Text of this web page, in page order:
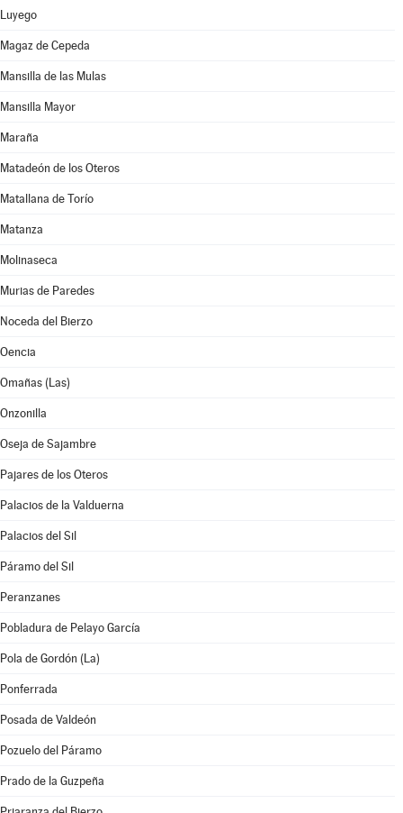
Luyego
Magaz de Cepeda
Mansilla de las Mulas
Mansilla Mayor
Maraña
Matadeón de los Oteros
Matallana de Torío
Matanza
Molinaseca
Murias de Paredes
Noceda del Bierzo
Oencia
Omañas (Las)
Onzonilla
Oseja de Sajambre
Pajares de los Oteros
Palacios de la Valduerna
Palacios del Sil
Páramo del Sil
Peranzanes
Pobladura de Pelayo García
Pola de Gordón (La)
Ponferrada
Posada de Valdeón
Pozuelo del Páramo
Prado de la Guzpeña